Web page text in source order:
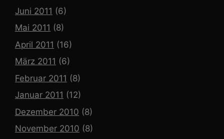
Juni 2011 (6)
Mai 2011 (8)
April 2011 (16)
März 2011 (6)
Februar 2011 (8)
Januar 2011 (12)
Dezember 2010 (8)
November 2010 (8)